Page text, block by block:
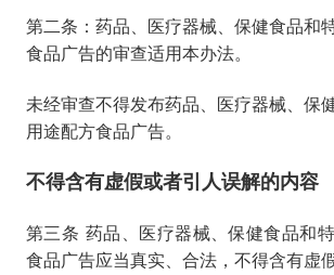
第二条：药品、医疗器械、保健食品和
食品广告的审查适用本办法。
未经审查不得发布药品、医疗器械、保
用途配方食品广告。
不得含有虚假或者引人误解的内容
第三条 药品、医疗器械、保健食品和
食品广告应当真实、合法，不得含有虚